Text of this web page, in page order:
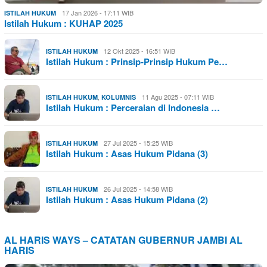
ISTILAH HUKUM 17 Jan 2026 - 17:11 WIB
Istilah Hukum : KUHAP 2025
ISTILAH HUKUM 12 Okt 2025 - 16:51 WIB
Istilah Hukum : Prinsip-Prinsip Hukum Pe…
ISTILAH HUKUM, KOLUMNIS 11 Agu 2025 - 07:11 WIB
Istilah Hukum : Perceraian di Indonesia …
ISTILAH HUKUM 27 Jul 2025 - 15:25 WIB
Istilah Hukum : Asas Hukum Pidana (3)
ISTILAH HUKUM 26 Jul 2025 - 14:58 WIB
Istilah Hukum : Asas Hukum Pidana (2)
AL HARIS WAYS – CATATAN GUBERNUR JAMBI AL
HARIS